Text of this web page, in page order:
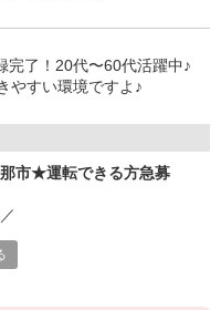
了！20代〜60代活躍中♪
やすい環境ですよ♪
市★運転できる方急募